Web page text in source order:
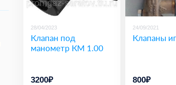
28/04/2023
Клапан под
манометр КМ 1.00
3200₽
24/09/2021
Клапаны
800₽